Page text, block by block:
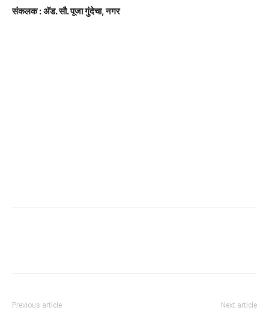
संकलक : अ‍ॅड. सौ. पूजा गुंदेचा, नगर
Previous article Next article